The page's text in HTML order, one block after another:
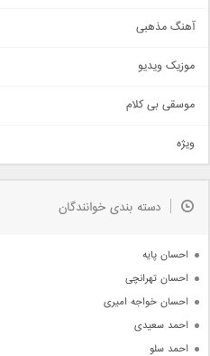
حماسی
سنتی
اهنگ بندرعباسی
دمو
مذهبی
جدیدترین ها
آهنگ مذهبی
موزیک ویدیو
موسقی بی کلام
ویژه
دسته بندی خوانندگان
احسان پایه
احسان تهرانچی
احسان خواجه امیری
احمد سعیدی
احمد سلو